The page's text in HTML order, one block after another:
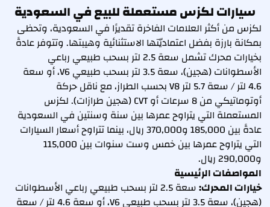
سيارات لكزس مستعملة للبيع في السعودية
لكزس من أكثر العلامات الفاخرة تقديرًا في السعودية، وتحظى
بمكانة بارزة بفضل اعتماديّتها الاستثنائية وهيبتها. وتتوفر عادةً
بخيارات محرك تشمل سعة 2.5 لتر بسحب طبيعي رباعي
الأسطوانات (هجين)، سعة 3.5 لتر بسحب طبيعي V6، أو سعة
4.6 لتر / سعة 5.7 لتر V8 بحسب الطراز، مع ناقل حركة
أوتوماتيكي من 8 سرعات أو CVT (هجين طرازات). لكزس
المستعملة التي يتراوح عمرها بين سنة وسنتين في السعودية
عادةً بين 185,000 و370,000 ريال، بينما تتراوح أسعار السيارات
التي يتراوح عمرها بين خمس وست سنوات بين 115,000
و290,000 ريال.
المواصفات الرئيسية
خيارات المحرك:
سعة 2.5 لتر بسحب طبيعي رباعي الأسطوانات
(هجين)، سعة 3.5 لتر بسحب طبيعي V6، أو سعة 4.6 لتر / سعة